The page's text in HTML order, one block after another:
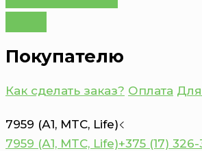
Покупателю
Как сделать заказ? Оплата
7959 (А1, MTC, Life)
7959 (А1, MTC, Life)+375 (17)